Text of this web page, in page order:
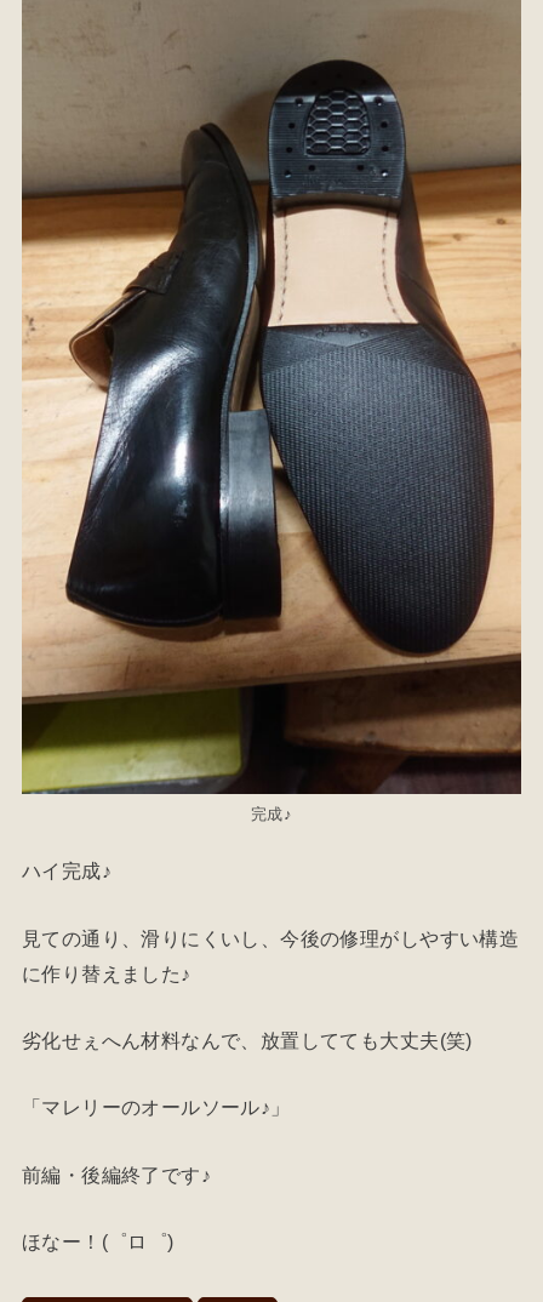
完成♪
ハイ完成♪
見ての通り、滑りにくいし、今後の修理がしやすい構造
に作り替えました♪
劣化せぇへん材料なんで、放置してても大丈夫(笑)
「マレリーのオールソール♪」
前編・後編終了です♪
ほなー！(゜ロ゜)